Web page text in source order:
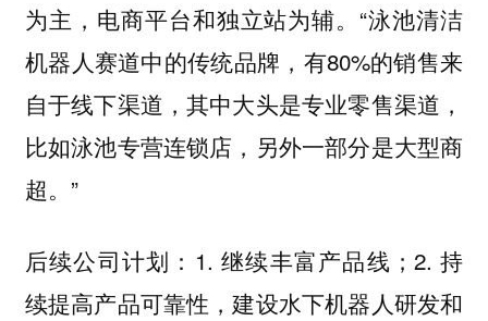
为主，电商平台和独立站为辅。“泳池清洁
机器人赛道中的传统品牌，有80%的销售来
自于线下渠道，其中大头是专业零售渠道，
比如泳池专营连锁店，另外一部分是大型商
超。”
后续公司计划：1. 继续丰富产品线；2. 持
续提高产品可靠性，建设水下机器人研发和